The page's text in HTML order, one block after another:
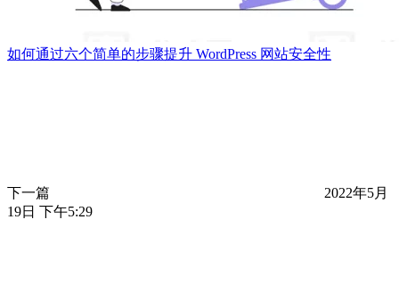
如何通过六个简单的步骤提升 WordPress 网站安全性
下一篇
2022年5月
19日 下午5:29